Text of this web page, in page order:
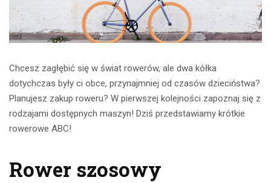
Chcesz zagłębić się w świat rowerów, ale dwa kółka
dotychczas były ci obce, przynajmniej od czasów dzieciństwa?
Planujesz zakup roweru? W pierwszej kolejności zapoznaj się z
rodzajami dostępnych maszyn! Dziś przedstawiamy krótkie
rowerowe ABC!
Rower szosowy